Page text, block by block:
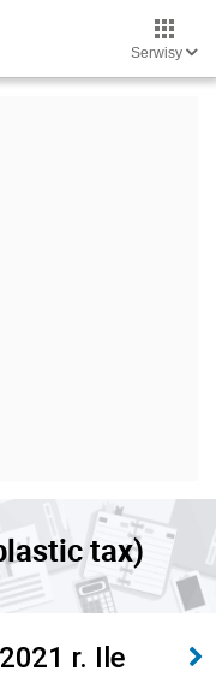
Serwisy
tax)
r. Ile